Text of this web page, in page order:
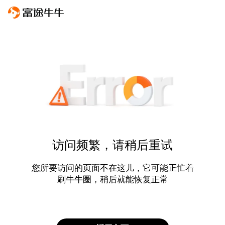
访问频繁，请稍后重试
您所要访问的页面不在这儿，它可能正忙着
刷牛牛圈，稍后就能恢复正常